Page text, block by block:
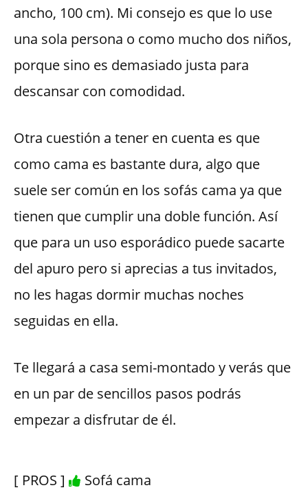
ancho, 100 cm). Mi consejo es que lo use
una sola persona o como mucho dos niños,
porque sino es demasiado justa para
descansar con comodidad.
Otra cuestión a tener en cuenta es que
como cama es bastante dura, algo que
suele ser común en los sofás cama ya que
tienen que cumplir una doble función. Así
que para un uso esporádico puede sacarte
del apuro pero si aprecias a tus invitados,
no les hagas dormir muchas noches
seguidas en ella.
Te llegará a casa semi-montado y verás que
en un par de sencillos pasos podrás
empezar a disfrutar de él.
[ PROS ]
Sofá cama